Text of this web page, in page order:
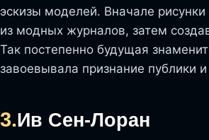
эскизы моделей. Вначале рисунки
из модных журналов, затем
Так постепенно будущая
завоевывала признание публики
3.Ив Сен-Лоран